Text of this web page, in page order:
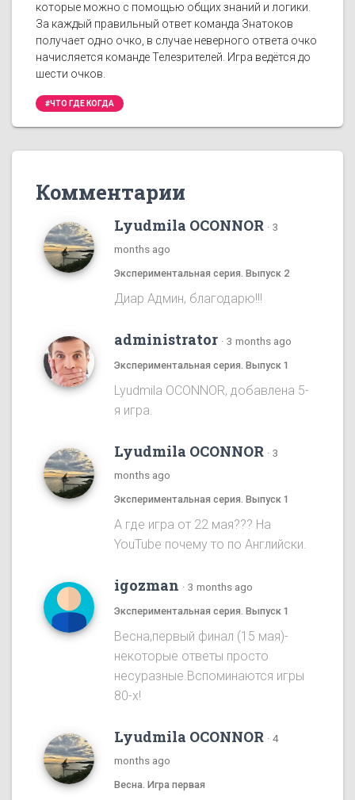
которые можно с помощью общих знаний и логики.
За каждый правильный ответ команда Знатоков
получает одно очко, в случае неверного ответа очко
начисляется команде Телезрителей. Игра ведётся до
шести очков.
#ЧТО ГДЕ КОГДА
Комментарии
Lyudmila OCONNOR · 3
months ago
Экспериментальная серия. Выпуск 2
Диар Админ, благодарю!!!
administrator · 3 months ago
Экспериментальная серия. Выпуск 1
Lyudmila OCONNOR, добавлена 5-
я игра.
Lyudmila OCONNOR · 3
months ago
Экспериментальная серия. Выпуск 1
А где игра от 22 мая??? На
YouTube почему то по Английски.
igozman · 3 months ago
Экспериментальная серия. Выпуск 1
Весна,первый финал (15 мая)-
некоторые ответы просто
несуразные.Вспоминаются игры
80-х!
Lyudmila OCONNOR · 4
months ago
Весна. Игра первая